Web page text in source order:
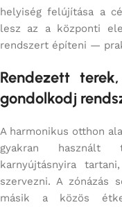
helyiség felújítása a
lesz az a központi
rendszert építeni —
Rendezett
gondolkodj
A harmonikus otthon
gyakran használt
karnyújtásnyira
szervezni. A zónázás
másik a közös